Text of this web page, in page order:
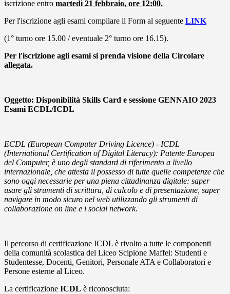
iscrizione entro martedì 21 febbraio, ore 12:00.
Per l'iscrizione agli esami compilare il Form al seguente LINK
(1° turno ore 15.00 / eventuale 2° turno ore 16.15).
Per l'iscrizione agli esami si prenda visione della Circolare
allegata.
Oggetto: Disponibilità Skills Card e sessione GENNAIO 2023
Esami ECDL/ICDL
ECDL (European Computer Driving Licence) - ICDL
(International Certification of Digital Literacy): Patente Europea
del Computer, è uno degli standard di riferimento a livello
internazionale, che attesta il possesso di tutte quelle competenze che
sono oggi necessarie per una piena cittadinanza digitale: saper
usare gli strumenti di scrittura, di calcolo e di presentazione, saper
navigare in modo sicuro nel web utilizzando gli strumenti di
collaborazione on line e i social network.
Il percorso di certificazione ICDL è rivolto a tutte le componenti
della comunità scolastica del Liceo Scipione Maffei: Studenti e
Studentesse, Docenti, Genitori, Personale ATA e Collaboratori e
Persone esterne al Liceo.
La certificazione ICDL è riconosciuta: